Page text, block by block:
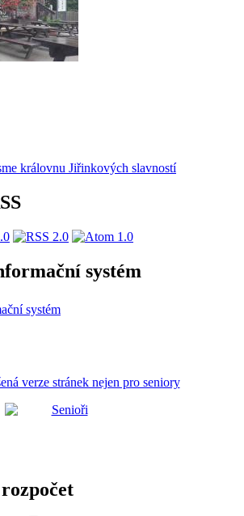
královnu Jiřinkových slavností
systém
verze stránek nejen pro seniory